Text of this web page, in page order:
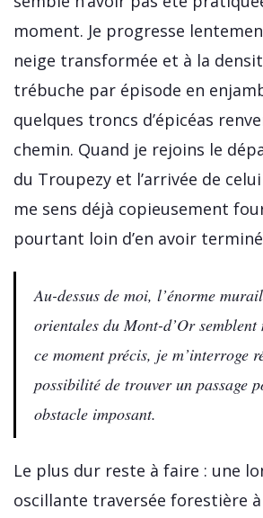
moment. Je progresse
neige transformée et à la
trébuche par épisode en
quelques troncs d’épicéas
chemin. Quand je rejoins le
du Troupezy et l’arrivée de
me sens déjà copieusement
pourtant loin d’en avoir
Au-dessus de moi, l’énorme
orientales du Mont-d’Or semblent
ce moment précis, je m’interroge
possibilité de trouver un passage
obstacle imposant.
Le plus dur reste à faire : une
oscillante traversée forestière